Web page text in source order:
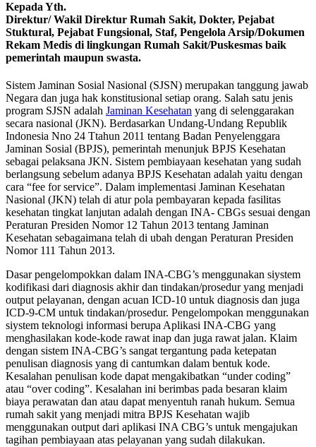
Kepada Yth.
Direktur/ Wakil Direktur Rumah Sakit, Dokter, Pejabat
Stuktural, Pejabat Fungsional, Staf, Pengelola Arsip/Dokumen
Rekam Medis di lingkungan Rumah Sakit/Puskesmas baik
pemerintah maupun swasta.
Sistem Jaminan Sosial Nasional (SJSN) merupakan tanggung jawab
Negara dan juga hak konstitusional setiap orang. Salah satu jenis
program SJSN adalah Jaminan Kesehatan yang di selenggarakan
secara nasional (JKN). Berdasarkan Undang-Undang Republik
Indonesia Nno 24 Ttahun 2011 tentang Badan Penyelenggara
Jaminan Sosial (BPJS), pemerintah menunjuk BPJS Kesehatan
sebagai pelaksana JKN. Sistem pembiayaan kesehatan yang sudah
berlangsung sebelum adanya BPJS Kesehatan adalah yaitu dengan
cara “fee for service”. Dalam implementasi Jaminan Kesehatan
Nasional (JKN) telah di atur pola pembayaran kepada fasilitas
kesehatan tingkat lanjutan adalah dengan INA- CBGs sesuai dengan
Peraturan Presiden Nomor 12 Tahun 2013 tentang Jaminan
Kesehatan sebagaimana telah di ubah dengan Peraturan Presiden
Nomor 111 Tahun 2013.
Dasar pengelompokkan dalam INA-CBG’s menggunakan siystem
kodifikasi dari diagnosis akhir dan tindakan/prosedur yang menjadi
output pelayanan, dengan acuan ICD-10 untuk diagnosis dan juga
ICD-9-CM untuk tindakan/prosedur. Pengelompokan menggunakan
siystem teknologi informasi berupa Aplikasi INA-CBG yang
menghasilakan kode-kode rawat inap dan juga rawat jalan. Klaim
dengan sistem INA-CBG’s sangat tergantung pada ketepatan
penulisan diagnosis yang di cantumkan dalam bentuk kode.
Kesalahan penulisan kode dapat mengakibatkan “under coding”
atau “over coding”. Kesalahan ini berimbas pada besaran klaim
biaya perawatan dan atau dapat menyentuh ranah hukum. Semua
rumah sakit yang menjadi mitra BPJS Kesehatan wajib
menggunakan output dari aplikasi INA CBG’s untuk mengajukan
tagihan pembiayaan atas pelayanan yang sudah dilakukan.